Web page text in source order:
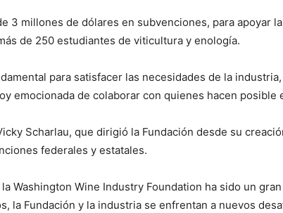
3 millones de dólares en subvenciones, para apoyar
de 250 estudiantes de viticultura y enología.
para satisfacer las necesidades de la
emocionada de colaborar con quienes hacen
Scharlau, que dirigió la Fundación desde su
federales y estatales.
Washington Wine Industry Foundation ha sido un
la Fundación y la industria se enfrentan a nuevos